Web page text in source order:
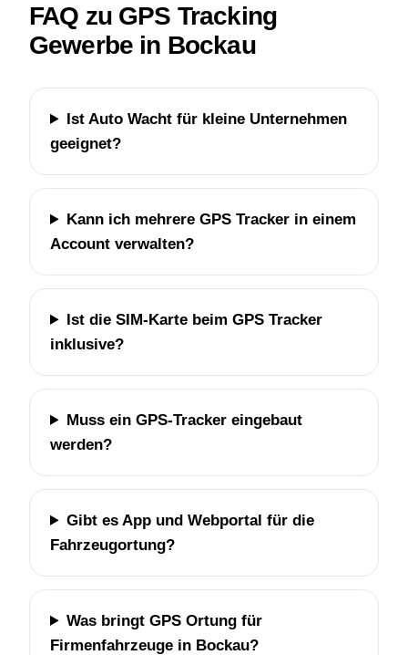
FAQ zu GPS Tracking
Gewerbe in Bockau
Ist Auto Wacht für kleine Unternehmen
geeignet?
Kann ich mehrere GPS Tracker in einem
Account verwalten?
Ist die SIM-Karte beim GPS Tracker
inklusive?
Muss ein GPS-Tracker eingebaut
werden?
Gibt es App und Webportal für die
Fahrzeugortung?
Was bringt GPS Ortung für
Firmenfahrzeuge in Bockau?